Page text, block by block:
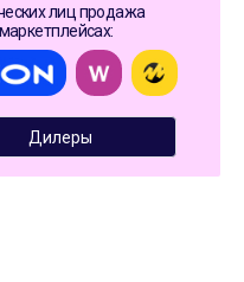
лиц продажа
Дилеры